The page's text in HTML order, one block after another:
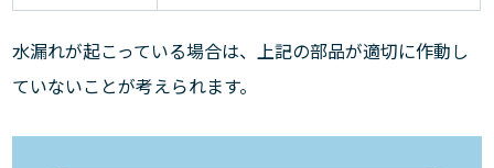
水漏れが起こっている場合は、上記の部品が適切に作動し
ていないことが考えられます。